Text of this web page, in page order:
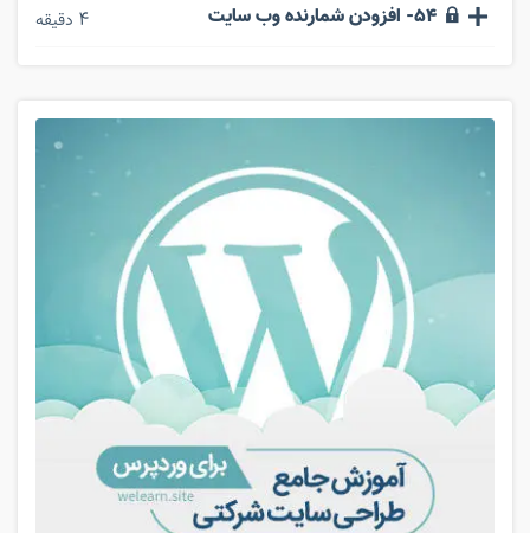
54- افزودن شمارنده وب سایت 4 دقیقه